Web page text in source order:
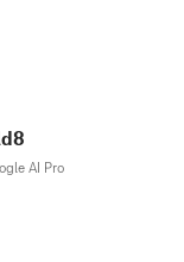
AI Pro